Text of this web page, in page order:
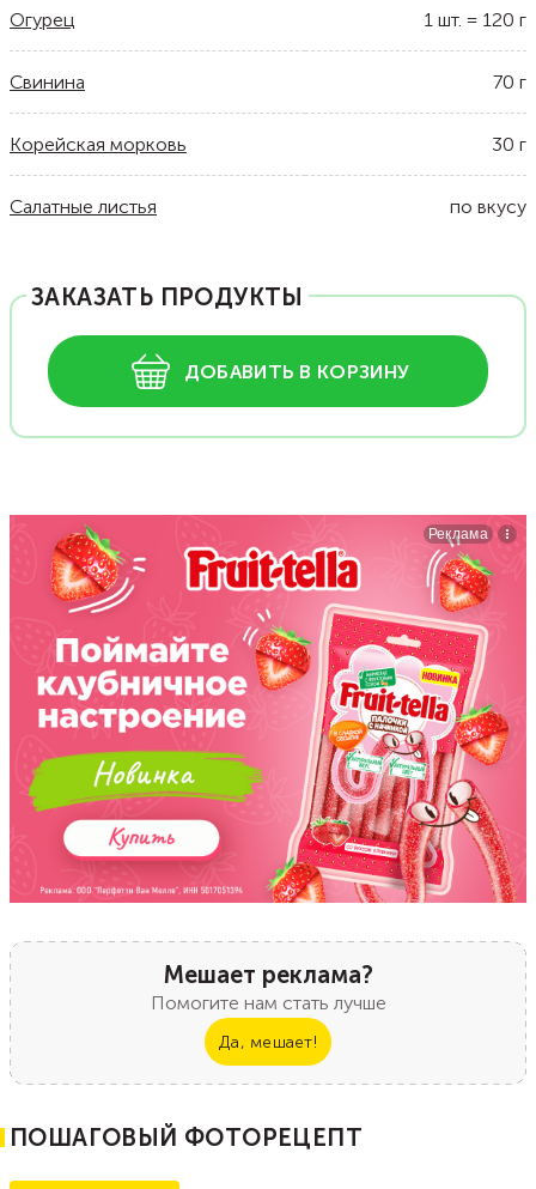
Огурец 1 шт. = 120 г
Свинина 70 г
Корейская морковь 30 г
Салатные листья по вкусу
ЗАКАЗАТЬ ПРОДУКТЫ
ДОБАВИТЬ В КОРЗИНУ
Мешает реклама?
Помогите нам стать лучше
Да, мешает!
ПОШАГОВЫЙ ФОТОРЕЦЕПТ